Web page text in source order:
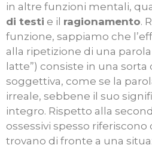
in altre funzioni mentali,
di testi e il ragionamento.
funzione, sappiamo che
alla ripetizione di una
latte”) consiste in una sorta
soggettiva, come se la
irreale, sebbene il suo
integro. Rispetto alla
ossessivi spesso riferiscono
trovano di fronte a una